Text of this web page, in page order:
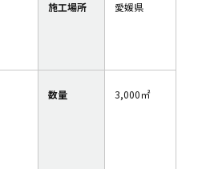
施工場所 愛媛県
数量 3,000㎡